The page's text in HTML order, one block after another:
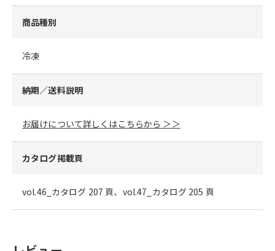
商品種別
冷凍
納期／送料説明
お届けについて詳しくはこちらから ＞＞
カタログ掲載頁
vol.46_カタログ 207 頁、vol.47_カタログ 205 頁